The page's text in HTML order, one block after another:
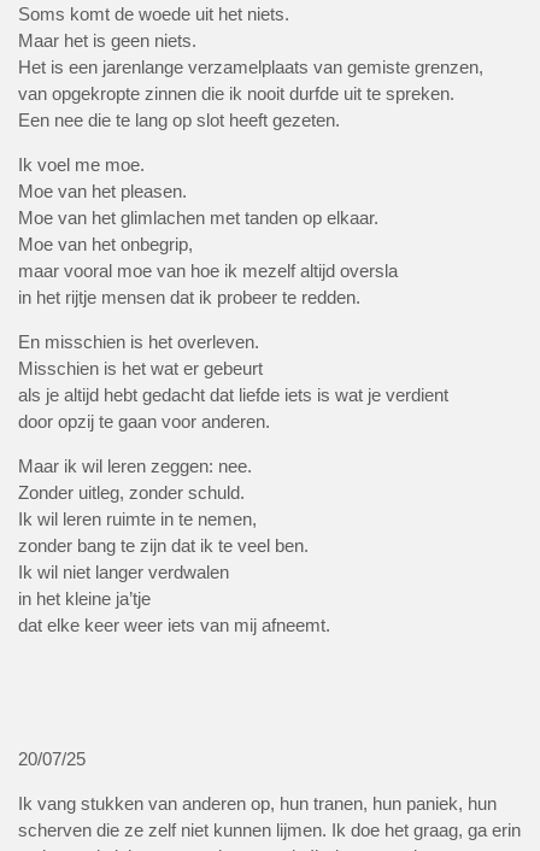
Soms komt de woede uit het niets.
Maar het is geen niets.
Het is een jarenlange verzamelplaats van gemiste grenzen,
van opgekropte zinnen die ik nooit durfde uit te spreken.
Een nee die te lang op slot heeft gezeten.
Ik voel me moe.
Moe van het pleasen.
Moe van het glimlachen met tanden op elkaar.
Moe van het onbegrip,
maar vooral moe van hoe ik mezelf altijd oversla
in het rijtje mensen dat ik probeer te redden.
En misschien is het overleven.
Misschien is het wat er gebeurt
als je altijd hebt gedacht dat liefde iets is wat je verdient
door opzij te gaan voor anderen.
Maar ik wil leren zeggen: nee.
Zonder uitleg, zonder schuld.
Ik wil leren ruimte in te nemen,
zonder bang te zijn dat ik te veel ben.
Ik wil niet langer verdwalen
in het kleine ja’tje
dat elke keer weer iets van mij afneemt.
20/07/25
Ik vang stukken van anderen op, hun tranen, hun paniek, hun
scherven die ze zelf niet kunnen lijmen. Ik doe het graag, ga erin